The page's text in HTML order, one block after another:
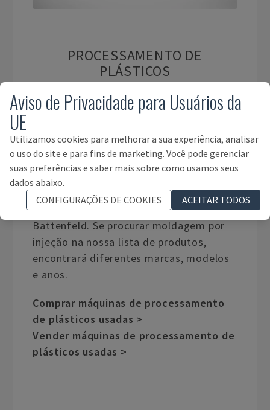
PROCESSAMENTO DE
PLÁSTICOS
Máquinas de Processamento de
principais categorias. Compramos e
vendemos máquinas de processamento
de plásticos usadas ​​de uma grande
variedade de OEMs como a
KraussMaffei, ENGEL, Arburg ou a
Battenfeld. Se procurar moldagem por
injeção na nossa lista de produtos,
encontrará diferentes marcas, modelos
e anos.
Comprar máquinas de processamento
de plásticos usadas >
Vender máquinas de processamento de
plásticos usadas >
Aviso de Privacidade para Usuários da
UE
Utilizamos cookies para melhorar a sua experiência, analisar
o uso do site e para fins de marketing. Você pode gerenciar
suas preferências e saber mais sobre como usamos seus
dados abaixo.
CONFIGURAÇÕES DE COOKIES
ACEITAR TODOS